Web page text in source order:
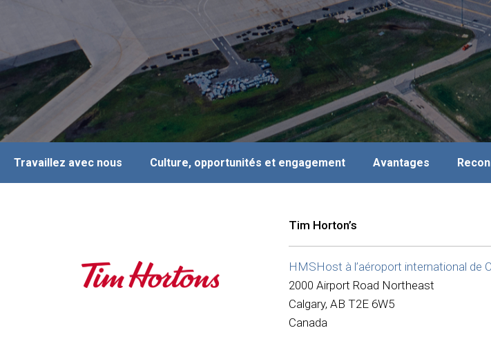
Travaillez avec nous Culture, opportunités et engagement Avantages
Tim Horton’s
HMSHost à l’aéroport international de
2000 Airport Road Northeast
Calgary, AB T2E 6W5
Canada